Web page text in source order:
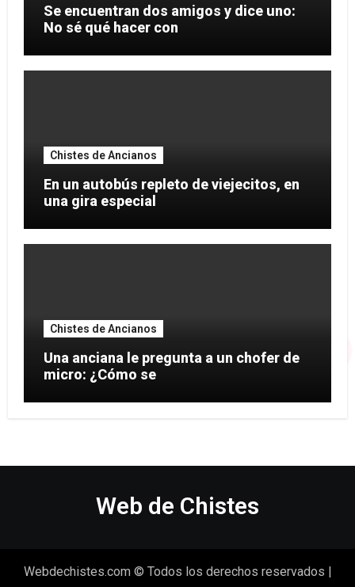
Se encuentran dos amigos y dice uno:
No sé qué hacer con
Chistes de Ancianos
En un autobús repleto de viejecitos, en
una gira especial
Chistes de Ancianos
Una anciana le pregunta a un chofer de
micro: ¿Cómo se
Web de Chistes
Webdechistes.com © Todos los derechos reservados